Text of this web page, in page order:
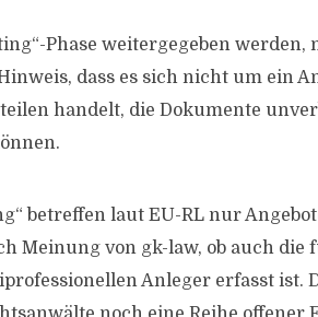
Phase weitergegeben werden,
dass es sich nicht um ein
handelt, die Dokumente
betreffen laut EU-RL nur
Meinung von gk-law, ob auch die
Anleger erfasst ist.